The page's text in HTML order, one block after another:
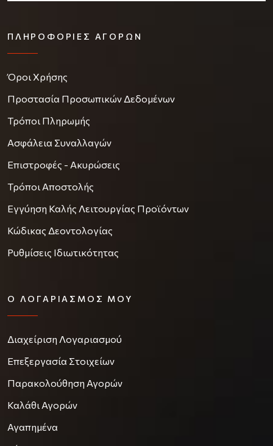
ΠΛΗΡΟΦΟΡΊΕΣ ΑΓΟΡΏΝ
Όροι Χρήσης
Προστασία Προσωπικών Δεδομένων
Τρόποι Πληρωμής
Ασφάλεια Συναλλαγών
Επιστροφές - Ακυρώσεις
Τρόποι Αποστολής
Εγγύηση Καλής Λειτουργίας Προϊόντων
Κώδικας Δεοντολογίας
Ρυθμίσεις Ιδιωτικότητας
Ο ΛΟΓΑΡΙΑΣΜΌΣ ΜΟΥ
Διαχείριση Λογαριασμού
Επεξεργασία Στοιχείων
Παρακολούθηση Αγορών
Καλάθι Αγορών
Αγαπημένα